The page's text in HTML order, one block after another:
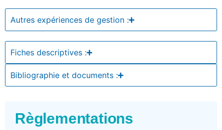
Autres expériences de gestion :
Fiches descriptives :
Bibliographie et documents :
Règlementations